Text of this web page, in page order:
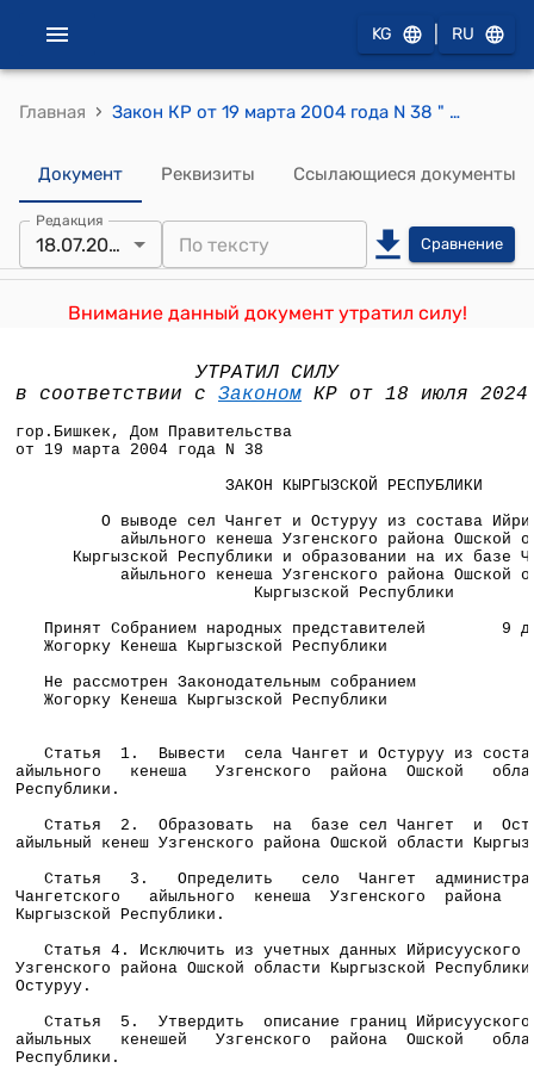
KG RU
Главная › Закон КР от 19 марта 2004 года N 38 " О выводе сел Чангет и Остуруу из состава Ийрисууского айыльного кенеша Узгенского района Ошской области Кыргызской Республики и образовании на их базе Чангетского айыльного кенеша Узгенского района Ошской области Кыргызской Республики"
Документ Реквизиты Ссылающиеся документы
Редакция
18.07.2024 Сравнение
Внимание данный документ утратил силу!